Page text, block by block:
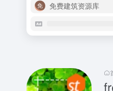
免费建筑资源库